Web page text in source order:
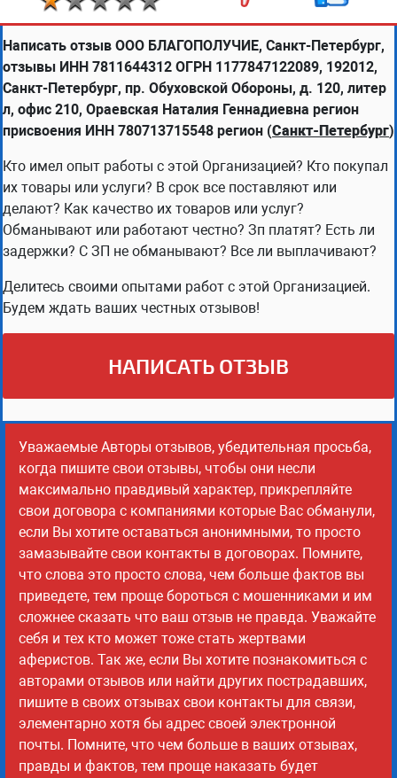
Написать отзыв ООО БЛАГОПОЛУЧИЕ, Санкт-Петербург,
отзывы ИНН 7811644312 ОГРН 1177847122089, 192012,
Санкт-Петербург, пр. Обуховской Обороны, д. 120, литер
л, офис 210, Ораевская Наталия Геннадиевна регион
присвоения ИНН 780713715548 регион (Санкт-Петербург)
Кто имел опыт работы с этой Организацией? Кто покупал
их товары или услуги? В срок все поставляют или
делают? Как качество их товаров или услуг?
Обманывают или работают честно? Зп платят? Есть ли
задержки? С ЗП не обманывают? Все ли выплачивают?
Делитесь своими опытами работ с этой Организацией.
Будем ждать ваших честных отзывов!
НАПИСАТЬ ОТЗЫВ
Уважаемые Авторы отзывов, убедительная просьба,
когда пишите свои отзывы, чтобы они несли
максимально правдивый характер, прикрепляйте
свои договора с компаниями которые Вас обманули,
если Вы хотите оставаться анонимными, то просто
замазывайте свои контакты в договорах. Помните,
что слова это просто слова, чем больше фактов вы
приведете, тем проще бороться с мошенниками и им
сложнее сказать что ваш отзыв не правда. Уважайте
себя и тех кто может тоже стать жертвами
аферистов. Так же, если Вы хотите познакомиться с
авторами отзывов или найти других пострадавших,
пишите в своих отзывах свои контакты для связи,
элементарно хотя бы адрес своей электронной
почты. Помните, что чем больше в ваших отзывах,
правды и фактов, тем проще наказать будет